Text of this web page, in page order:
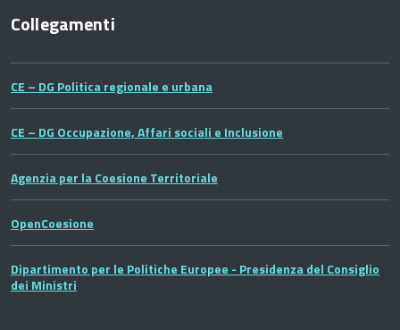
Collegamenti
CE – DG Politica regionale e urbana
CE – DG Occupazione, Affari sociali e Inclusione
Agenzia per la Coesione Territoriale
OpenCoesione
Dipartimento per le Politiche Europee - Presidenza del Consiglio
dei Ministri